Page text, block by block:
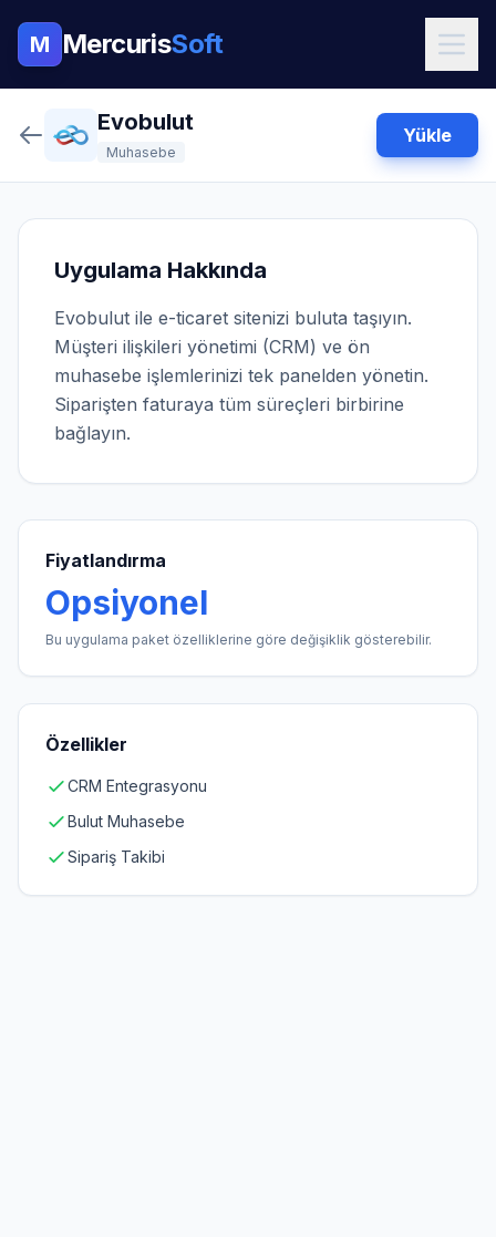
M MercurisSoft
Evobulut
Muhasebe
Yükle
Uygulama Hakkında
Evobulut ile e-ticaret sitenizi buluta taşıyın.
Müşteri ilişkileri yönetimi (CRM) ve ön
muhasebe işlemlerinizi tek panelden yönetin.
Siparişten faturaya tüm süreçleri birbirine
bağlayın.
Fiyatlandırma
Opsiyonel
Bu uygulama paket özelliklerine göre değişiklik gösterebilir.
Özellikler
CRM Entegrasyonu
Bulut Muhasebe
Sipariş Takibi